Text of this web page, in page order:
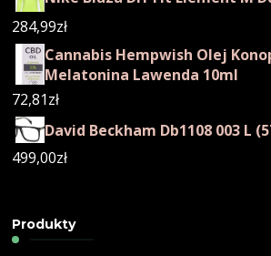
284,99zł
Cannabis Hempwish Olej
Melatonina Lawenda 10ml
72,81zł
David Beckham Db1108 003 L
499,00zł
Produkty